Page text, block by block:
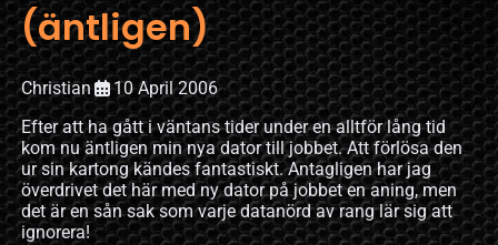
(äntligen)
Christian
10 April 2006
Efter att ha gått i väntans tider under en alltför lång tid
kom nu äntligen min nya dator till jobbet. Att förlösa den
ur sin kartong kändes fantastiskt. Antagligen har jag
överdrivet det här med ny dator på jobbet en aning, men
det är en sån sak som varje datanörd av rang lär sig att
ignorera!